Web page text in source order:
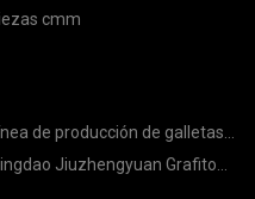
cmm
de producción de galletas
stock
Jiuzhengyuan Grafito